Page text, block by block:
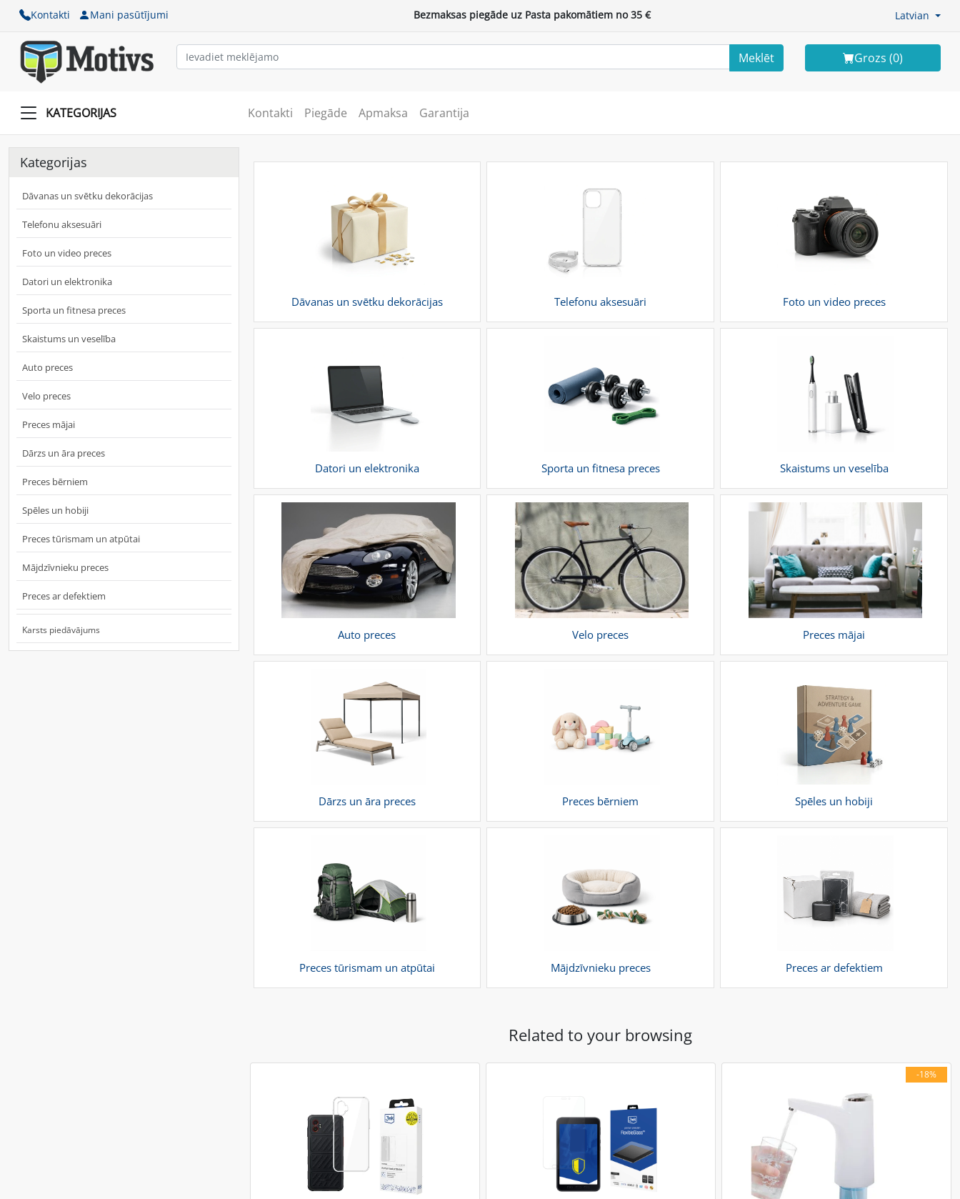
Kontakti Mani pasūtījumi Bezmaksas piegāde uz Pasta pakomātiem no 35 € Latvian
Meklēt Grozs (0)
KATEGORIJAS Kontakti Piegāde Apmaksa Garantija
Kategorijas
Dāvanas un svētku dekorācijas
Telefonu aksesuāri
Foto un video preces
Datori un elektronika
Sporta un fitnesa preces
Skaistums un veselība
Auto preces
Velo preces
Preces mājai
Dārzs un āra preces
Preces bērniem
Spēles un hobiji
Preces tūrismam un atpūtai
Mājdzīvnieku preces
Preces ar defektiem
Karsts piedāvājums
Dāvanas un svētku dekorācijas Telefonu aksesuāri Foto un video preces
Datori un elektronika Sporta un fitnesa preces Skaistums un veselība
Auto preces Velo preces Preces mājai
Dārzs un āra preces Preces bērniem Spēles un hobiji
Preces tūrismam un atpūtai Mājdzīvnieku preces Preces ar defektiem
Related to your browsing
-18%